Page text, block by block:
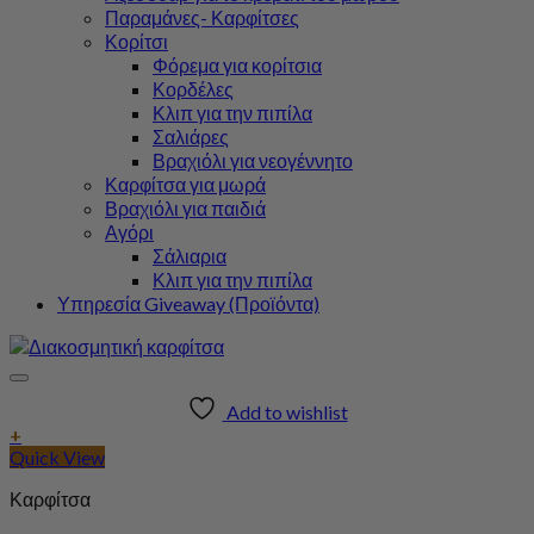
Παραμάνες- Καρφίτσες
Κορίτσι
Φόρεμα για κορίτσια
Κορδέλες
Κλιπ για την πιπίλα
Σαλιάρες
Βραχιόλι για νεογέννητο
Καρφίτσα για μωρά
Βραχιόλι για παιδιά
Αγόρι
Σάλιαρια
Κλιπ για την πιπίλα
Υπηρεσία Giveaway (Προϊόντα)
Add to wishlist
+
Quick View
Καρφίτσα